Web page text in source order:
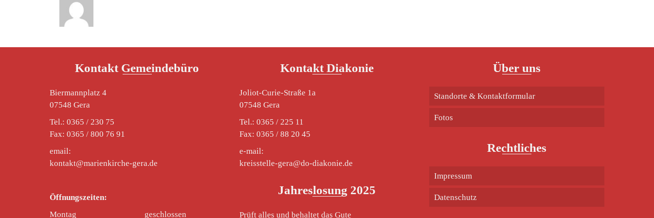
Kontakt Gemeindebüro
Biermannplatz 4
07548 Gera
Tel.: 0365 / 230 75
Fax: 0365 / 800 76 91
email:
kontakt@marienkirche-gera.de
Öffnungszeiten:
Montag
geschlossen
Kontakt Diakonie
Joliot-Curie-Straße 1a
07548 Gera
Tel.: 0365 / 225 11
Fax: 0365 / 88 20 45
e-mail:
kreisstelle-gera@do-diakonie.de
Jahreslosung 2025
Prüft alles und behaltet das Gute
Über uns
Standorte & Kontaktformular
Fotos
Rechtliches
Impressum
Datenschutz